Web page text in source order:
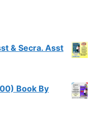
& Secra. Asst
Book By